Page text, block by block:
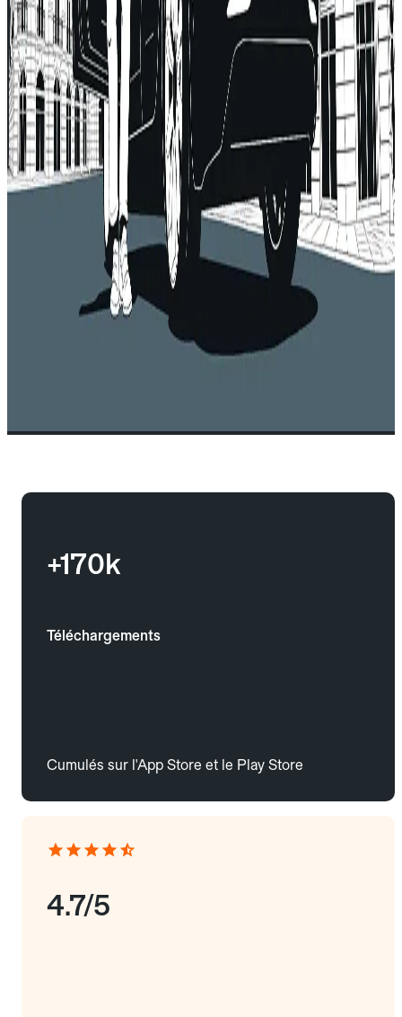
+170k
Téléchargements
Cumulés sur l'App Store et le Play Store
4.7/5